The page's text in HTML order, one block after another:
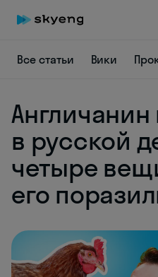
Все статьи Вики
в русской
четыре
его
Skyeng Chat
online